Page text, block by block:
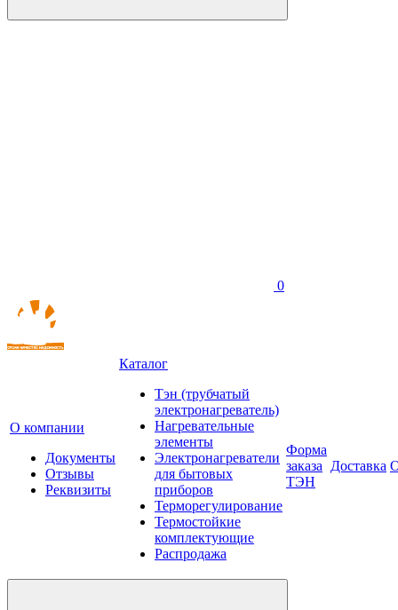
0
О компании
Документы
Отзывы
Реквизиты
Каталог
Тэн (трубчатый
электронагреватель)
Нагревательные
элементы
Электронагреватели
для бытовых
приборов
Терморегулирование
Термостойкие
комплектующие
Распродажа
Форма
заказа
ТЭН
Доставка